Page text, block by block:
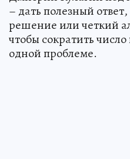
– дать полезный
решение или четкий
чтобы сократить
одной проблеме.